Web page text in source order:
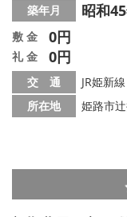
築年月 昭和
敷 金 0円
礼 金 0円
交 通
JR姫新
所在地
姫路市